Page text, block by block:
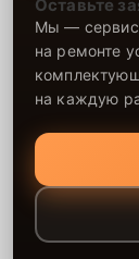
Оставьте
Мы —
на ремонте
на каждую